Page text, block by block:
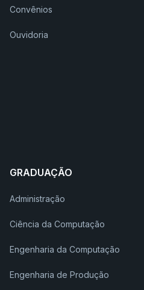
Convênios
Ouvidoria
GRADUAÇÃO
Administração
Ciência da Computação
Engenharia da Computação
Engenharia de Produção